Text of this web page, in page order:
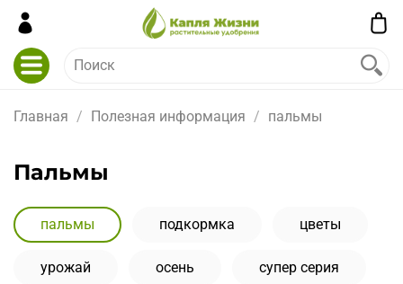
Главная Полезная информация пальмы
пальмы
пальмы подкормка цветы
урожай осень супер серия